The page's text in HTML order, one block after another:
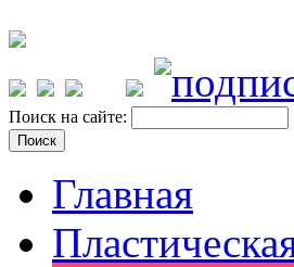
Поиск на сайте:
Главная